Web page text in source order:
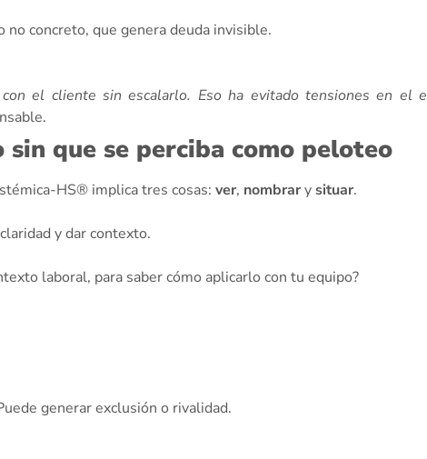
concreto, que genera deuda invisible.
el cliente sin escalarlo. Eso ha evitado tensiones en el
que se perciba como peloteo
HS® implica tres cosas: ver, nombrarysituar.
y dar contexto.
laboral, para saber cómo aplicarlo con tu equipo?
generar exclusión o rivalidad.